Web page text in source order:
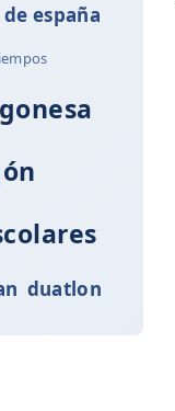
españa
duatlon